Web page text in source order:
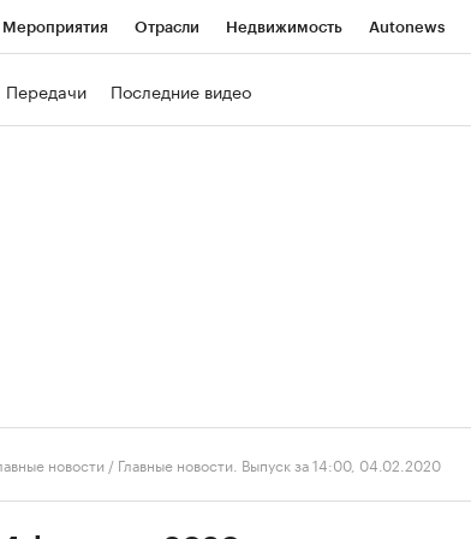
Мероприятия Отрасли Недвижимость Autonews
Передачи Последние видео
новости / Главные новости. Выпуск за 14:00, 04.02.2020